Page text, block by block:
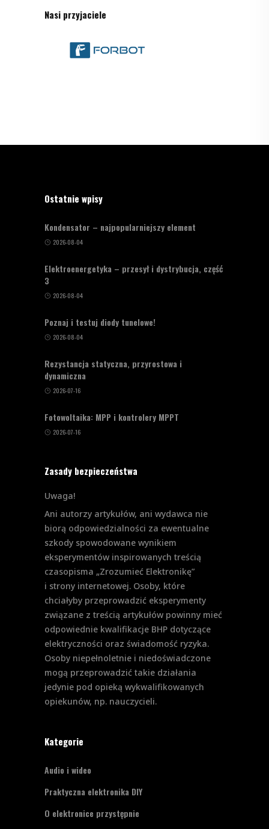
Nasi przyjaciele
Ostatnie wpisy
Kondensator – najpopularniejszy element
2026-08-04
Elektroenergetyka – przesył i dystrybucja, część
3
2026-08-04
Poznaj i testuj diody tunelowe!
2026-08-04
Rezystancja statyczna, przyrostowa i
dynamiczna
2026-07-16
Fotowoltaika: MPP i kontrolery MPPT
2026-07-16
Zasady bezpieczeństwa
Uwaga!
Ani autorzy artykułów, ani wydawca nie
biorą odpowiedzialności za ewentualne
szkody spowodowane wynikiem
eksperymentów inspirowanych treścią
czasopisma „Zrozumieć Elektronikę”
i strony internetowej. Osoby, które
chciałyby przeprowadzić eksperymenty
związane z treścią artykułów powinny mieć
odpowiednie kwalifikacje BHP dotyczące
elektryczności oraz świadomość ryzyka.
Osoby niepełnoletnie i niedoświadczone
mogą przeprowadzić takie działania
jedynie pod opieką wykwalifikowanych
opiekunów, np. nauczycieli.
Kategorie
Audio i wideo
Praktyczna elektronika DIY
O elektronice przystępnie